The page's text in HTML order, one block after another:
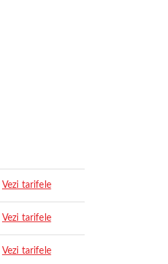
Vezi tarifele
Vezi tarifele
Vezi tarifele